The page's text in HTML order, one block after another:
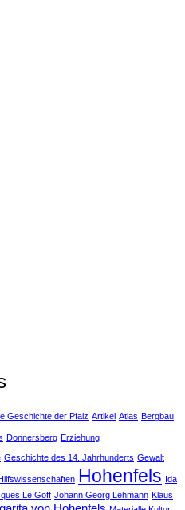
Geschichte der Pfalz Artikel Atlas Bergbau
Donnersberg Erziehung
Geschichte des 14. Jahrhunderts Gewalt
Hilfswissenschaften Hohenfels
Ida
Le Goff Johann Georg Lehmann Klaus